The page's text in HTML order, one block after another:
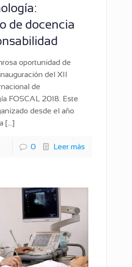
de docencia
oportunidad de
del XII
de
FOSCAL 2018. Este
desde el año
[…]
0 Leer más